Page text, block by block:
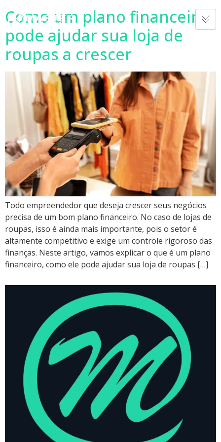
Como um plano financeiro
pode ajudar sua loja de
roupas a crescer
Todo empreendedor que deseja crescer seus negócios
precisa de um bom plano financeiro. No caso de lojas de
roupas, isso é ainda mais importante, pois o setor é
altamente competitivo e exige um controle rigoroso das
finanças. Neste artigo, vamos explicar o que é um plano
financeiro, como ele pode ajudar sua loja de roupas […]